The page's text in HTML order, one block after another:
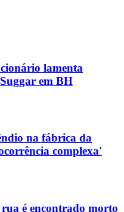
lamenta
em BH
na fábrica da
complexa'
é encontrado morto